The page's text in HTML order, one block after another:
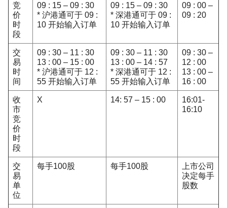
竞
价
时
段
09 : 15 – 09 : 30
* 沪港通可于 09 :
10 开始输入订单
09 : 15 – 09 : 30
* 深港通可于 09 :
10 开始输入订单
09 : 00 –
09 : 20
交
易
时
间
09 : 30 – 11 : 30
13 : 00 – 15 : 00
* 沪港通可于 12 :
55 开始输入订单
09 : 30 – 11 : 30
13 : 00 – 14 : 57
* 深港通可于 12 :
55 开始输入订单
09 : 30 –
12 : 00
13 : 00 –
16 : 00
收
市
竞
价
时
段
X 14: 57 – 15 : 00
16:01-
16:10
交
易
单
位
每手100股 每手100股
上市公司
决定每手
股数